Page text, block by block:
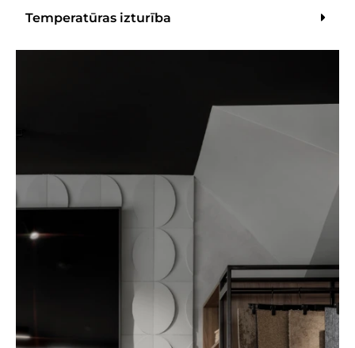
Temperatūras izturība